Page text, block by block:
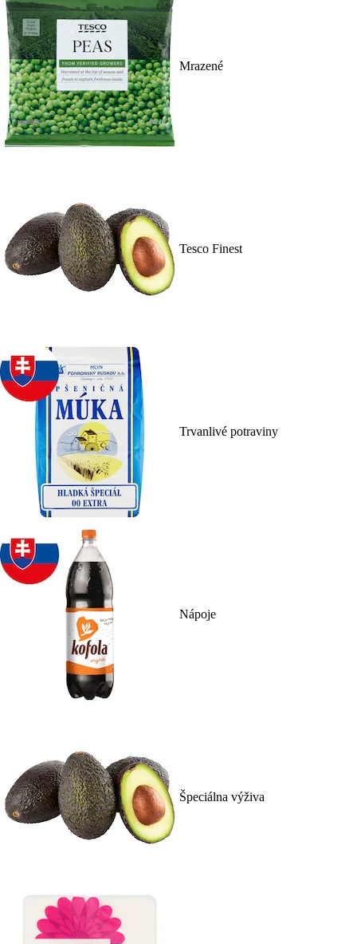
Mrazené
Tesco Finest
Trvanlivé potraviny
Nápoje
Špeciálna výživa